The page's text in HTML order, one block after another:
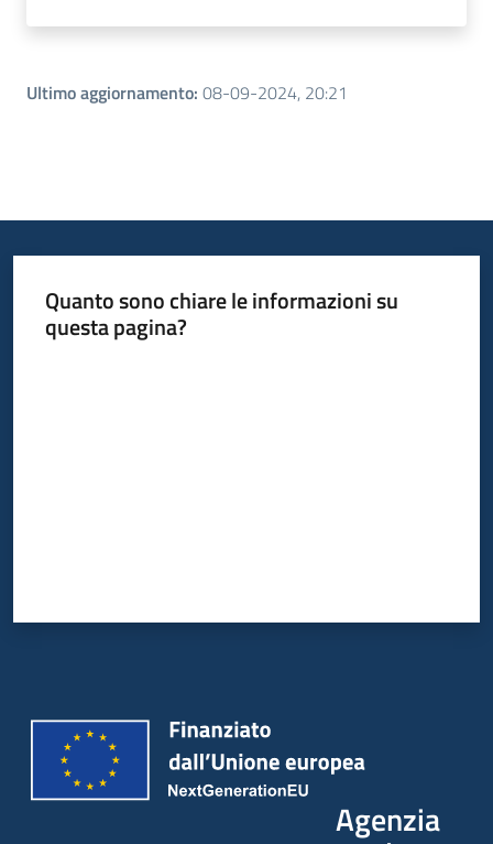
Ultimo aggiornamento: 08-09-2024, 20:21
Quanto sono chiare le informazioni su
questa pagina?
Agenzia